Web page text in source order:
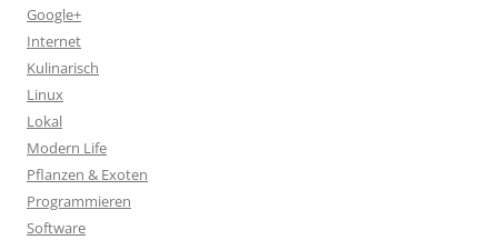
Google+
Internet
Kulinarisch
Linux
Lokal
Modern Life
Pflanzen & Exoten
Programmieren
Software